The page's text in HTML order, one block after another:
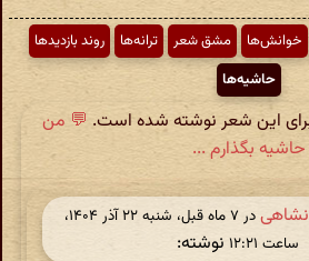
خوانش‌ها مشق شعر ترانه‌ها
روند بازدیدها
حاشیه‌ها
این شعر نوشته شده است. 💬 من
حاشیه بگذارم ...
در ‫۷ ماه قبل، شنبه ۲۲ آذر ۱۴۰۴،
ساعت ۱۲:۲۱
نوشته: